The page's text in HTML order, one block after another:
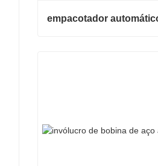
empacotador